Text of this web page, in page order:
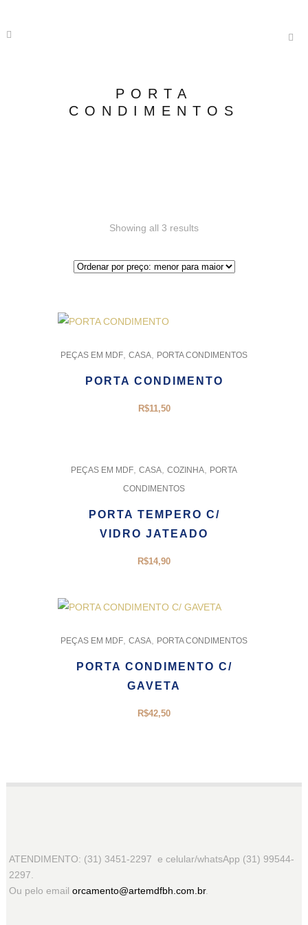
PORTA
CONDIMENTOS
Showing all 3 results
PEÇAS EM MDF CASA PORTA CONDIMENTOS
PORTA CONDIMENTO
R$11,50
PEÇAS EM MDF CASA COZINHA
PORTA
CONDIMENTOS
PORTA TEMPERO C/
VIDRO JATEADO
R$14,90
PEÇAS EM MDF CASA PORTA CONDIMENTOS
PORTA CONDIMENTO C/
GAVETA
R$42,50
ATENDIMENTO: (31) 3451-2297 e celular/whatsApp (31) 99544-
2297.
Ou pelo emailorcamento@artemdfbh.com.br.